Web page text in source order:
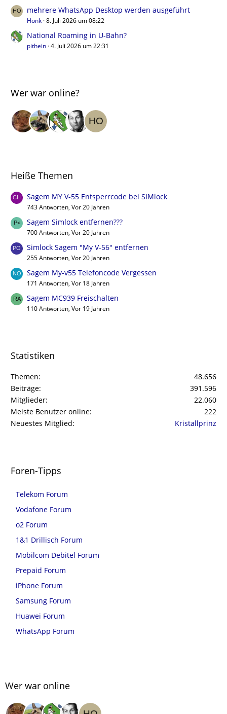
mehrere WhatsApp Desktop werden ausgeführt
Honk 8. Juli 2026 um 08:22
National Roaming in U-Bahn?
pithein 4. Juli 2026 um 22:31
Wer war online?
Heiße Themen
Sagem MY V-55 Entsperrcode bei SIMlock
743 Antworten, Vor 20 Jahren
Sagem Simlock entfernen???
700 Antworten, Vor 20 Jahren
Simlock Sagem "My V-56" entfernen
255 Antworten, Vor 20 Jahren
Sagem My-v55 Telefoncode Vergessen
171 Antworten, Vor 18 Jahren
Sagem MC939 Freischalten
110 Antworten, Vor 19 Jahren
Statistiken
Themen
48.656
Beiträge
391.596
Mitglieder
22.060
Meiste Benutzer online
222
Neuestes Mitglied
Kristallprinz
Foren-Tipps
Telekom Forum
Vodafone Forum
o2 Forum
1&1 Drillisch Forum
Mobilcom Debitel Forum
Prepaid Forum
iPhone Forum
Samsung Forum
Huawei Forum
WhatsApp Forum
Wer war online